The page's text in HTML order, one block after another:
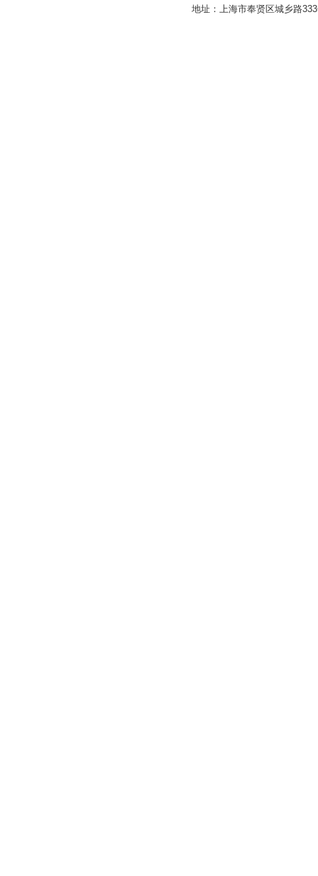
地址：上海市奉贤区城乡路